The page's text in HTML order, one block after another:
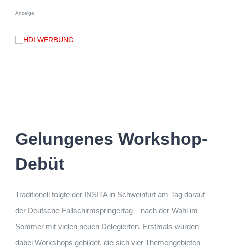
Anzeige
Gelungenes Workshop-
Debüt
Traditionell folgte der INSITA in Schweinfurt am Tag darauf
der Deutsche Fallschirmspringertag – nach der Wahl im
Sommer mit vielen neuen Delegierten. Erstmals wurden
dabei Workshops gebildet, die sich vier Themengebieten